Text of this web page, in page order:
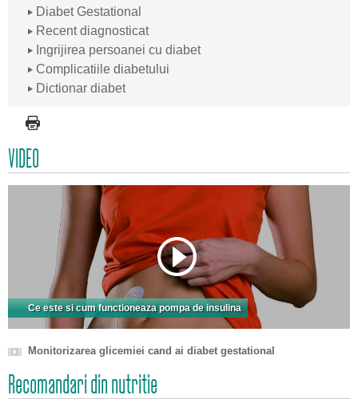
Diabet Gestational
Recent diagnosticat
Ingrijirea persoanei cu diabet
Complicatiile diabetului
Dictionar diabet
VIDEO
Ce este si cum functioneaza pompa de insulina
Monitorizarea glicemiei cand ai diabet gestational
Recomandari din nutritie